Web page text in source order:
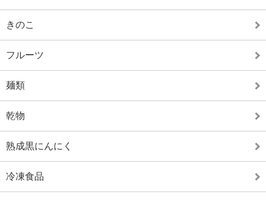
きのこ
フルーツ
麺類
乾物
熟成黒にんにく
冷凍食品